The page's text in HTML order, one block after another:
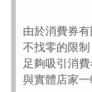
由於消費券
不找零的限
足夠吸引消
與實體店家一